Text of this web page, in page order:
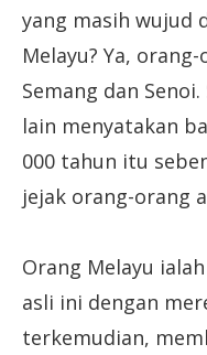
yang masih wujud
Melayu? Ya,
Semang dan
lain menyatakan
000 tahun itu
jejak orang-orang
Orang Melayu
asli ini dengan
terkemudian,